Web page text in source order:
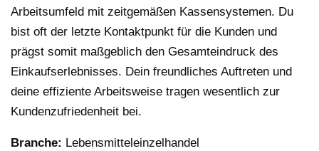
Arbeitsumfeld mit zeitgemäßen Kassensystemen. Du
bist oft der letzte Kontaktpunkt für die Kunden und
prägst somit maßgeblich den Gesamteindruck des
Einkaufserlebnisses. Dein freundliches Auftreten und
deine effiziente Arbeitsweise tragen wesentlich zur
Kundenzufriedenheit bei.
Branche: Lebensmitteleinzelhandel